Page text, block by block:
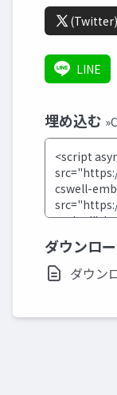
(Twitter)
LINE
埋め込む
ダウンロ
ダウン